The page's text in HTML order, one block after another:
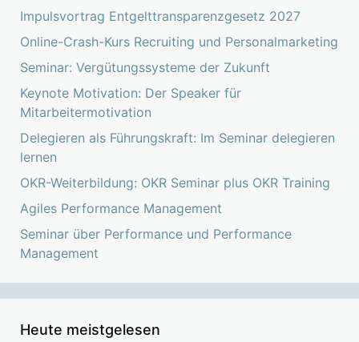
Impulsvortrag Entgelttransparenzgesetz 2027
Online-Crash-Kurs Recruiting und Personalmarketing
Seminar: Vergütungssysteme der Zukunft
Keynote Motivation: Der Speaker für
Mitarbeitermotivation
Delegieren als Führungskraft: Im Seminar delegieren
lernen
OKR-Weiterbildung: OKR Seminar plus OKR Training
Agiles Performance Management
Seminar über Performance und Performance
Management
Heute meistgelesen